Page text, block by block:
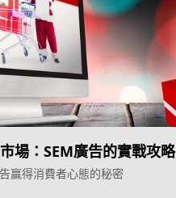
場：SEM廣告的實戰攻略
贏得消費者心態的秘密